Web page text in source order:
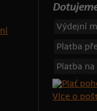
Výdejní
Platba
Platba
Více o